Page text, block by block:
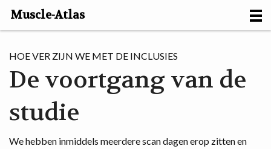
Muscle-Atlas
PROJECTS
MUSCLES
HOE VER ZIJN WE MET DE INCLUSIES
De voortgang van de
studie
We hebben inmiddels meerdere scan dagen erop zitten en